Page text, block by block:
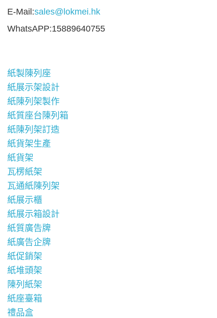
E-Mail:sales@lokmei.hk
WhatsAPP:15889640755
紙製陳列座
紙展示架設計
紙陳列架製作
紙質座台陳列箱
紙陳列架訂造
紙貨架生產
紙貨架
瓦楞紙架
瓦通紙陳列架
紙展示櫃
紙展示箱設計
紙質廣告牌
紙廣告企牌
紙促銷架
紙堆頭架
陳列紙架
紙座臺箱
禮品盒